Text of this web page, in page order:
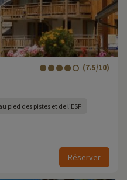
(7.5/10)
pied des pistes et de l'ESF
Réserver